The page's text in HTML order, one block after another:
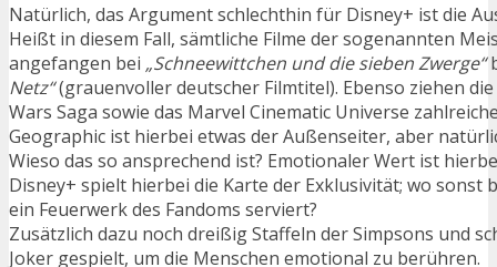
Natürlich, das Argument schlechthin für Disney+ ist die
Heißt in diesem Fall, sämtliche Filme der sogenannten
angefangen bei „Schneewittchen und die sieben Zwerge“
Netz“(grauenvoller deutscher Filmtitel). Ebenso ziehen die
Wars Saga sowie das Marvel Cinematic Universe
Geographic ist hierbei etwas der Außenseiter, aber
Wieso das so ansprechend ist? Emotionaler Wert ist
Disney+ spielt hierbei die Karte der Exklusivität; wo sonst
ein Feuerwerk des Fandoms serviert?
Zusätzlich dazu noch dreißig Staffeln der Simpsons und
Joker gespielt, um die Menschen emotional zu berühren.